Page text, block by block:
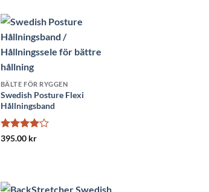
BÄLTE FÖR RYGGEN
Swedish Posture Flexi
Hållningsband
Betygsatt
395.00 kr